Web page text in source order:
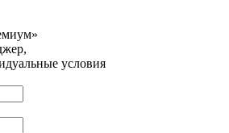
условия